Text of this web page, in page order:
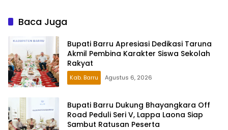
Baca Juga
Bupati Barru Apresiasi Dedikasi Taruna
Akmil Pembina Karakter Siswa Sekolah
Rakyat
Kab. Barru Agustus 6, 2026
Bupati Barru Dukung Bhayangkara Off
Road Peduli Seri V, Lappa Laona Siap
Sambut Ratusan Peserta